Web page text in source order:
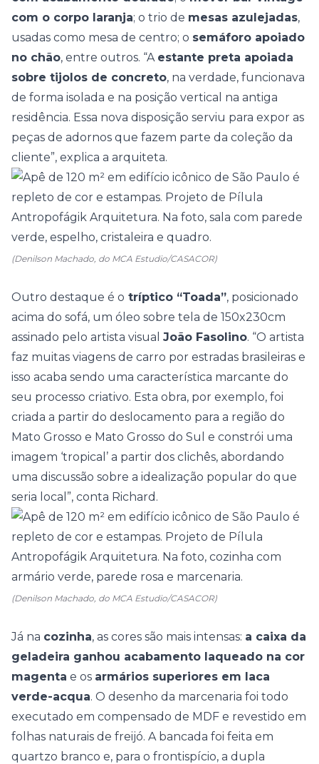
com o corpo laranja; o trio de mesas azulejadas,
usadas como mesa de centro; o semáforo apoiado
no chão, entre outros. “A estante preta apoiada
sobre tijolos de concreto, na verdade, funcionava
de forma isolada e na posição vertical na antiga
residência. Essa nova disposição serviu para expor as
peças de adornos que fazem parte da coleção da
cliente”, explica a arquiteta.
(Denilson Machado, do MCA Estudio/CASACOR)
Outro destaque é o tríptico “Toada”, posicionado
acima do sofá, um óleo sobre tela de 150x230cm
assinado pelo artista visual João Fasolino. “O artista
faz muitas viagens de carro por estradas brasileiras e
isso acaba sendo uma característica marcante do
seu processo criativo. Esta obra, por exemplo, foi
criada a partir do deslocamento para a região do
Mato Grosso e Mato Grosso do Sul e constrói uma
imagem ‘tropical’ a partir dos clichês, abordando
uma discussão sobre a idealização popular do que
seria local”, conta Richard.
(Denilson Machado, do MCA Estudio/CASACOR)
Já na cozinha, as cores são mais intensas: a caixa da
geladeira ganhou acabamento laqueado na cor
magenta e os armários superiores em laca
verde-acqua. O desenho da marcenaria foi todo
executado em compensado de MDF e revestido em
folhas naturais de freijó. A bancada foi feita em
quartzo branco e, para o frontispício, a dupla